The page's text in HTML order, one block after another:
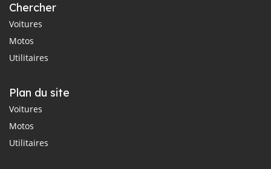
Chercher
Voitures
Motos
Utilitaires
Plan du site
Voitures
Motos
Utilitaires